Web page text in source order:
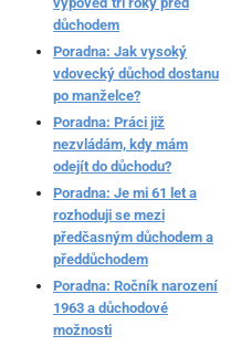
důchodem
Poradna: Jak vysoký
vdovecký důchod dostanu
po manželce?
Poradna: Práci již
nezvládám, kdy mám
odejít do důchodu?
Poradna: Je mi 61 let a
rozhoduji se mezi
předčasným důchodem a
předdůchodem
Poradna: Ročník narození
1963 a důchodové
možnosti